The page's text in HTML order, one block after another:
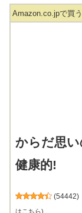
Amazon.co.jpで買う
からだ思
健康的!
(54442)
はこちら)